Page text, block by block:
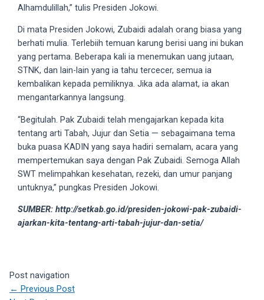
Surf
around
each
categorized
sections
choose
your
favorite
one:
amateur
porn
ass,
blonde,
Alhamdulillah,” tulis Presiden Jokowi.
Di mata Presiden Jokowi, Zubaidi adalah orang biasa yang
berhati mulia. Terlebiih temuan karung berisi uang ini bukan
yang pertama. Beberapa kali ia menemukan uang jutaan,
STNK, dan lain-lain yang ia tahu tercecer, semua ia
kembalikan kepada pemiliknya. Jika ada alamat, ia akan
mengantarkannya langsung.
“Begitulah. Pak Zubaidi telah mengajarkan kepada kita
tentang arti Tabah, Jujur dan Setia — sebagaimana tema
buka puasa KADIN yang saya hadiri semalam, acara yang
mempertemukan saya dengan Pak Zubaidi. Semoga Allah
SWT melimpahkan kesehatan, rezeki, dan umur panjang
untuknya,” pungkas Presiden Jokowi.
SUMBER: http://setkab.go.id/presiden-jokowi-pak-zubaidi-
ajarkan-kita-tentang-arti-tabah-jujur-dan-setia/
Post navigation
← Previous Post